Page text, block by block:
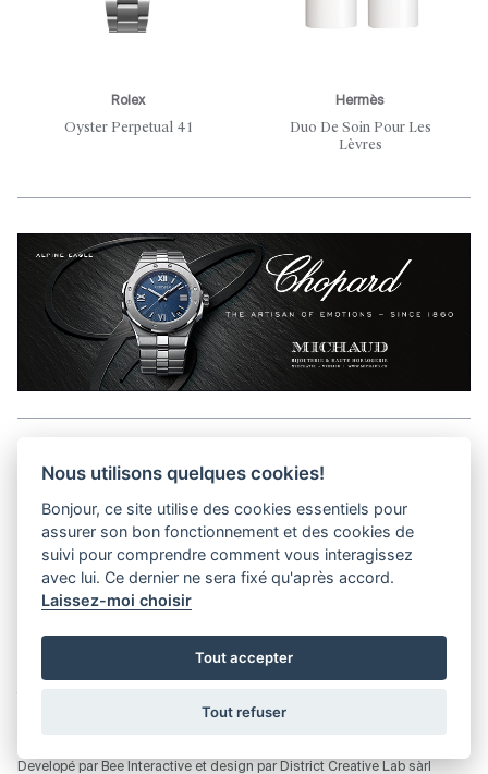
Rolex
Oyster Perpetual 41
Hermès
Duo De Soin Pour Les
Lèvres
Confidentialité
Pl. de la Palud 23
Tel : +41 (21) 312 41 41
Developé par Bee Interactive et design par District Creative Lab sàrl
Nous utilisons quelques cookies!
Bonjour, ce site utilise des cookies essentiels pour
assurer son bon fonctionnement et des cookies de
suivi pour comprendre comment vous interagissez
avec lui. Ce dernier ne sera fixé qu'après accord.
Laissez-moi choisir
Tout accepter
Tout refuser